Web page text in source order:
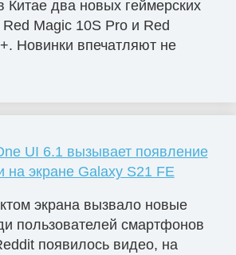
Китае два новых геймерских
Magic 10S Pro и Red
Новинки впечатляют не
UI 6.1 вызывает появление
на экране Galaxy S21 FE
экрана вызвало новые
пользователей смартфонов
появилось видео, на